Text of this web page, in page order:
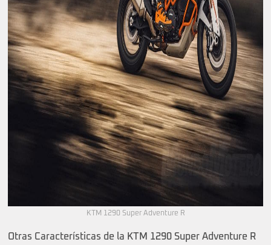
KTM 1290 Super Adventure R
Otras Características de la KTM 1290 Super Adventure R